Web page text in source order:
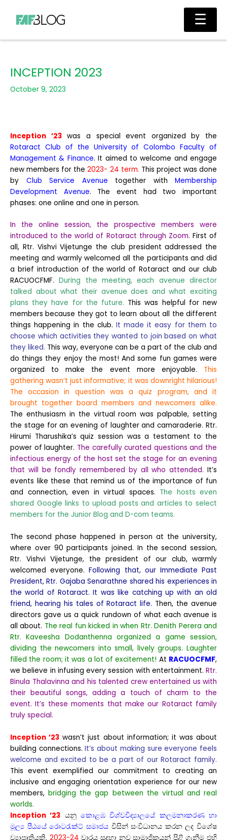
content
Main
INCEPTION 2023
October 9, 2023
Inception ’23was a special event organized by the
Rotaract Club of the University of Colombo Faculty of
Management & Finance. It aimed to welcome and engage
new members for the2023- 24 term. This project was done
by Club Service Avenue together with Membership
Development Avenue. The event had two important
phases: one online and one in person.
In the online session, the prospective members were
introduced to the world of Rotaract through Zoom. First of
all, Rtr. Vishvi Vijetunge the club president addressed the
meeting and warmly welcomed all the participants and did
a brief introduction of the world of Rotaract and our club
RACUOCFMF.During the meeting, each avenue director
talked about what their avenue does and what exciting
plans they have for the future. This was helpful for new
members because they got to learn about all the different
things happening in the club. It made it easy for them to
choose which activities they wanted to join based on what
they liked. This way, everyone can be a part of the club and
do things they enjoy the most! And some fun games were
organized to make the event more enjoyable. This
gathering wasn’t just informative; it was downright hilarious!
The occasion in question was a quiz program, and it
brought together board members and newcomers alike.
The enthusiasm in the virtual room was palpable, setting
the stage for an evening of laughter and camaraderie. Rtr.
Hirumi Tharushika’s quiz session was a testament to the
power of laughter. The carefully curated questions and the
infectious energy of the host set the stage for an evening
that will be fondly remembered by all who attended. It’s
events like these that remind us of the importance of fun
and connection, even in virtual spaces. The hosts even
shared Google links to upload posts and articles to select
members for the Junior Blog and D-com teams.
The second phase happened in person at the university,
where over 90 participants joined. In the second session,
Rtr. Vishvi Vijetunge, the president of our club, warmly
welcomed everyone.Following that, our Immediate Past
President, Rtr. Gajaba Senarathne shared his experiences in
the world of Rotaract. It was like catching up with an old
friend, hearing his tales of Rotaract life. Then, the avenue
directors gave us a quick rundown of what each avenue is
all about. The real fun kicked in when Rtr. Denith Perera and
Rtr. Kaveesha Dodanthenna organized a game session,
dividing the newcomers into small, lively groups. Laughter
filled the room; it was a lot of excitement! At RACUOCFMF,
we believe in infusing every session with entertainment. Rtr.
Binula Thalavinna and his talented crew entertained us with
their beautiful songs, adding a touch of charm to the
event. It’s these moments that make our Rotaract family
truly special.
Inception ’23 wasn’t just about information; it was about
building connections.It’s about making sure everyone feels
welcome and excited to be a part of our Rotaract family.
This event exemplified our commitment to creating an
inclusive and engaging orientation experience for our new
members,bridging the gap between the virtual and real
worlds.
Inception ’23 යනුකොළඹ විශ්වවිද්‍යාලයේ කලමනාකරණ හා
මූල්‍ය පීඨයේ රොටරැක්ට් සමාජයවිසින් සංවිධානය කරන ලද විශේෂ
ව්‍යාපෘතියකි. 2023-24 වාරය සදහා නව සාමාජිකයන් පිළි ගැනීම එහි
☰